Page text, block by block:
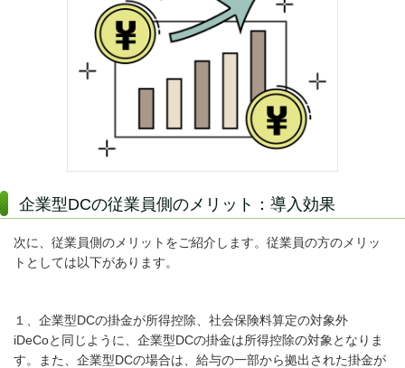
企業型DCの従業員側のメリット：導入効果
次に、従業員側のメリットをご紹介します。従業員の方のメリッ
トとしては以下があります。
１、企業型DCの掛金が所得控除、社会保険料算定の対象外
iDeCoと同じように、企業型DCの掛金は所得控除の対象となりま
す。また、企業型DCの場合は、給与の一部から拠出された掛金が